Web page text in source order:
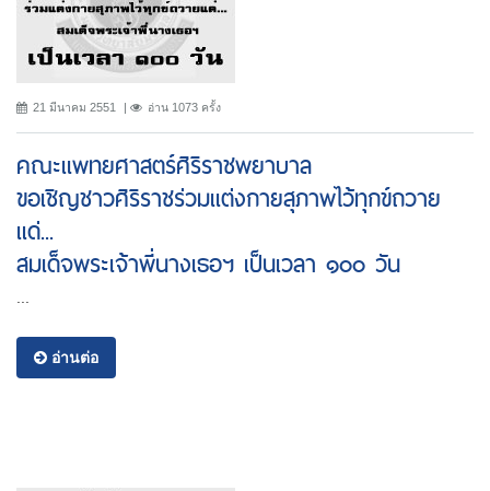
21 มีนาคม 2551 อ่าน 1073 ครั้ง
คณะเเพทยศาสตร์ศิริราชพยาบาล
ขอเชิญชาวศิริราชร่วมเเต่งกายสุภาพไว้ทุกข์ถวาย
แด่...
สมเด็จพระเจ้าพี่นางเธอฯ เป็นเวลา ๑๐๐ วัน
อ่านต่อ